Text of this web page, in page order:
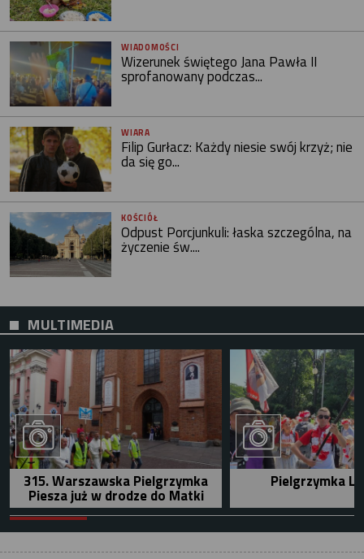
WIADOMOŚCI
Wizerunek świętego Jana Pawła II
sprofanowany podczas...
WIARA
Filip Gurłacz: Każdy niesie swój krzyż; nie
da się go...
KOŚCIÓŁ
Odpust Porcjunkuli: łaska szczególna, na
życzenie św....
MULTIMEDIA
315. Warszawska Pielgrzymka
Piesza już w drodze do Matki
Pielgrzymka